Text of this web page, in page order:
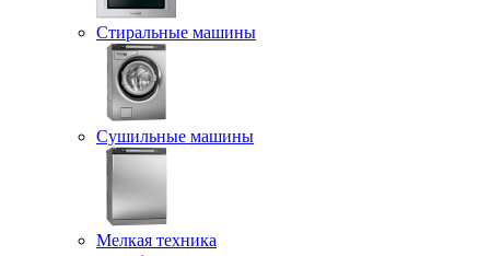
Стиральные машины
Сушильные машины
Мелкая техника